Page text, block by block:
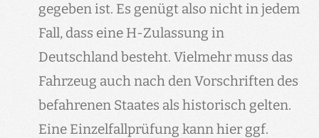
gegeben ist. Es genügt also nicht in jedem
Fall, dass eine H-Zulassung in
Deutschland besteht. Vielmehr muss das
Fahrzeug auch nach den Vorschriften des
befahrenen Staates als historisch gelten.
Eine Einzelfallprüfung kann hier ggf.